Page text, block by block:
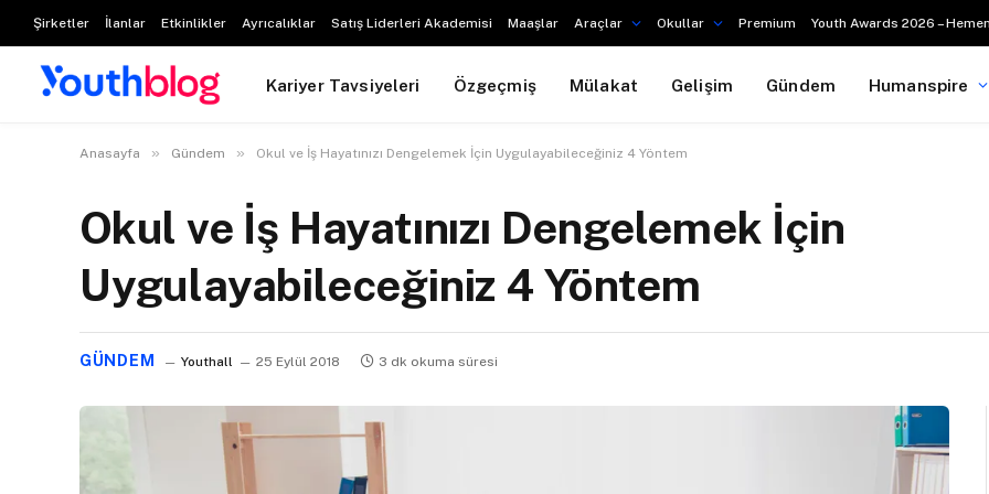
Şirketler İlanlar Etkinlikler Ayrıcalıklar Satış Liderleri Akademisi Maaşlar Araçlar Okullar Premium Youth Awards 2026 –
Kariyer Tavsiyeleri Özgeçmiş Mülakat Gelişim Gündem Humanspire
Anasayfa » Gündem » Okul ve İş Hayatınızı Dengelemek İçin Uygulayabileceğiniz 4 Yöntem
Okul ve İş Hayatınızı Dengelemek İçin
Uygulayabileceğiniz 4 Yöntem
GÜNDEM Youthall 25 Eylül 2018 3 dk okuma süresi